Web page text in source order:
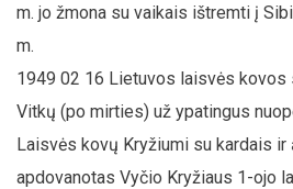
m. jo žmona su vaikais ištremti į
m.
1949 02 16 Lietuvos laisvės kovos
Vitkų (po mirties) už ypatingus
Laisvės kovų Kryžiumi su kardais ir
apdovanotas Vyčio Kryžiaus 1-ojo